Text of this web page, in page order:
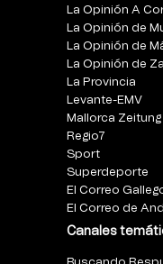
La Opinión A
La Opinión de
La Opinión de
La Opinión de
La Provincia
Levante-EMV
Mallorca Zeitung
Regio7
Sport
Superdeporte
El Correo
El Correo de
Canales